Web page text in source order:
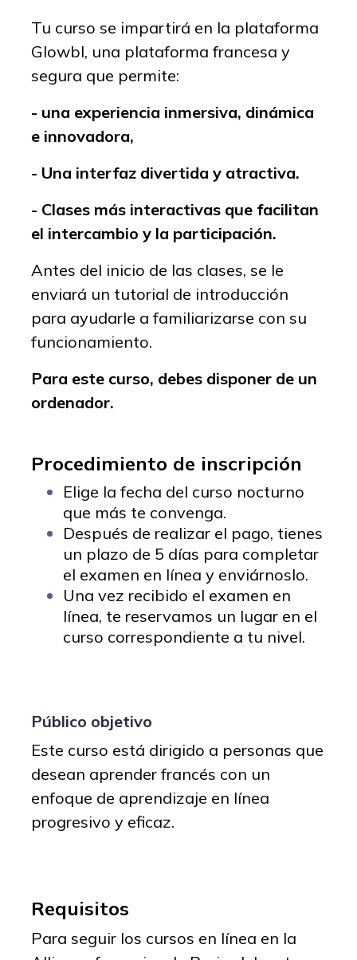
Tu curso se impartirá en la plataforma
Glowbl, una plataforma francesa y
segura que permite:
- una experiencia inmersiva, dinámica
e innovadora,
- Una interfaz divertida y atractiva.
- Clases más interactivas que facilitan
el intercambio y la participación.
Antes del inicio de las clases, se le
enviará un tutorial de introducción
para ayudarle a familiarizarse con su
funcionamiento.
Para este curso, debes disponer de un
ordenador.
Procedimiento de inscripción
Elige la fecha del curso nocturno
que más te convenga.
Después de realizar el pago, tienes
un plazo de 5 días para completar
el examen en línea y enviárnoslo.
Una vez recibido el examen en
línea, te reservamos un lugar en el
curso correspondiente a tu nivel.
Público objetivo
Este curso está dirigido a personas que
desean aprender francés con un
enfoque de aprendizaje en línea
progresivo y eficaz.
Requisitos
Para seguir los cursos en línea en la